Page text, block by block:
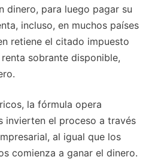
dinero, para luego pagar su
incluso, en muchos países
retiene el citado impuesto
sobrante disponible,
la fórmula opera
invierten el proceso a través
al igual que los
comienza a ganar el dinero.